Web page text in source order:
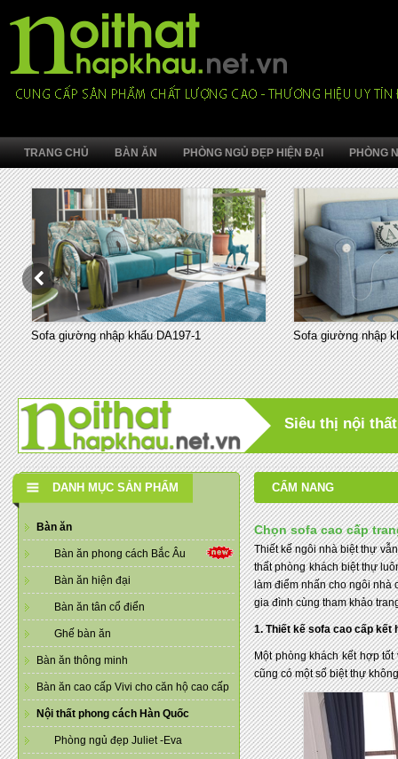
TRANG CHỦ BÀN ĂN PHÒNG NGỦ ĐẸP HIỆN ĐẠI PHÒNG
Sofa giường nhập khẩu DA197-1 Sofa giường nhập
Siêu thị nội
DANH MỤC SẢN PHẨM
Bàn ăn
Bàn ăn phong cách Bắc Âu
Bàn ăn hiện đại
Bàn ăn tân cổ điển
Ghế bàn ăn
Bàn ăn thông minh
Bàn ăn cao cấp Vivi cho căn hộ cao cấp
Nội thất phong cách Hàn Quốc
Phòng ngủ đẹp Juliet -Eva
CẨM NANG
Chọn sofa cao cấp
Thiết kế ngôi nhà biệt thự
thất phòng khách biệt thự
làm điểm nhấn cho ngôi
gia đình cùng tham khảo
1. Thiết kế sofa cao cấp
Một phòng khách kết hợp
cũng có một số biệt thự